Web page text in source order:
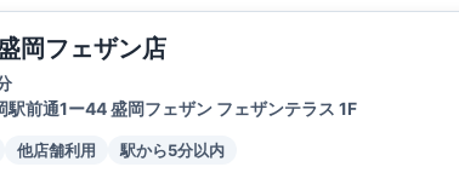
岡フェザン店
駅前通1ー44 盛岡フェザン フェザンテラス 1F
他店舗利用 駅から5分以内